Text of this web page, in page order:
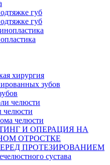
губ
губ
хирургия
зубов
челюсти
челюсти
челюсти
И ОПЕРАЦИЯ НА
ОТРОСТКЕ
ПРОТЕЗИРОВАНИЕМ
сустава